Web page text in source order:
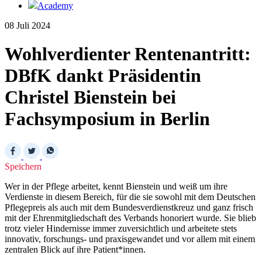
Academy
08 Juli 2024
Wohlverdienter Rentenantritt:
DBfK dankt Präsidentin
Christel Bienstein bei
Fachsymposium in Berlin
Speichern
Wer in der Pflege arbeitet, kennt Bienstein und weiß um ihre
Verdienste in diesem Bereich, für die sie sowohl mit dem Deutschen
Pflegepreis als auch mit dem Bundesverdienstkreuz und ganz frisch
mit der Ehrenmitgliedschaft des Verbands honoriert wurde. Sie blieb
trotz vieler Hindernisse immer zuversichtlich und arbeitete stets
innovativ, forschungs- und praxisgewandet und vor allem mit einem
zentralen Blick auf ihre Patient*innen.